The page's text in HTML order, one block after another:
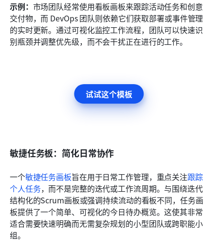
示例： 市场团队经常使用看板画板来跟踪活动任务和创意
交付物，而 DevOps 团队则依赖它们获取部署或事件管理
的实时更新。通过可视化监控工作流程，团队可以快速识
别瓶颈并调整优先级，而不会干扰正在进行的工作。
试试这个模板
敏捷任务板：简化日常协作
一个敏捷任务画板旨在用于日常工作管理，重点关注跟踪
个人任务，而不是完整的迭代或工作流周期。与围绕迭代
结构化的Scrum画板或强调持续流动的看板不同，任务画
板提供了一个简单、可视化的今日待办概览。这使其非常
适合需要快速明确而无需复杂规划的小型团队或跨职能小
组。